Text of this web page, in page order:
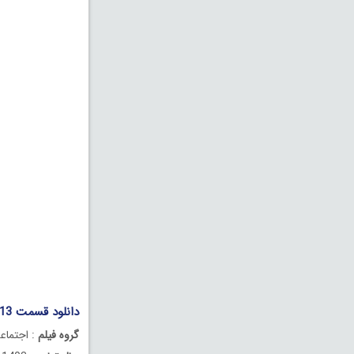
دانلود قسمت 13 سیزدهم سریال گردن زنی
گروه فیلم :